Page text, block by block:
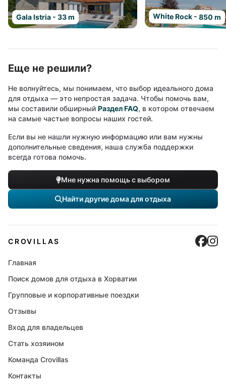
Gala Istria - 33 m White Rock - 850 m
Еще не решили?
Не волнуйтесь, мы понимаем, что выбор идеального дома
для отдыха — это непростая задача. Чтобы помочь вам,
мы составили обширный Раздел FAQ, в котором отвечаем
на самые частые вопросы наших гостей.
Если вы не нашли нужную информацию или вам нужны
дополнительные сведения, наша служба поддержки
всегда готова помочь.
Мне нужна помощь с выбором
Найти другие дома для отдыха
CROVILLAS
Главная
Поиск домов для отдыха в Хорватии
Групповые и корпоративные поездки
Отзывы
Вход для владельцев
Стать хозяином
Команда Crovillas
Контакты